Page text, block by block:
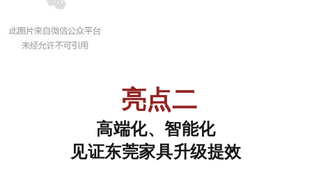
亮点二
高端化、智能化
见证东莞家具升级提效